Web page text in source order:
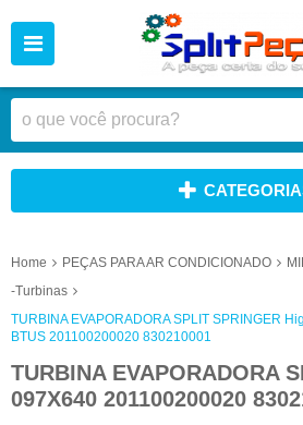
Home PEÇAS PARA AR CONDICIONADO
-Turbinas
TURBINA EVAPORADORA SPLIT SPRINGER
BTUS 201100200020 830210001
TURBINA EVAPORADORA
097X640 201100200020